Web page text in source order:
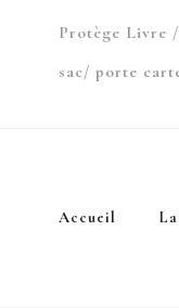
Protège Livre
sac/ porte
Accueil